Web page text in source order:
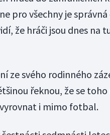
pro všechny je
že hráči jsou dnes na
ze svého rodinného
řeknou, že se
i mimo fotbal.